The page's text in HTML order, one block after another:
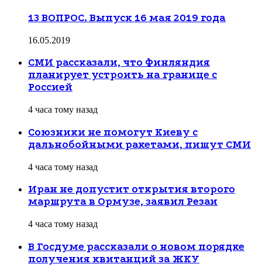
13 ВОПРОС. Выпуск 16 мая 2019 года
16.05.2019
СМИ рассказали, что Финляндия
планирует устроить на границе с
Россией
4 часа тому назад
Союзники не помогут Киеву с
дальнобойными ракетами, пишут СМИ
4 часа тому назад
Иран не допустит открытия второго
маршрута в Ормузе, заявил Резаи
4 часа тому назад
В Госдуме рассказали о новом порядке
получения квитанций за ЖКУ